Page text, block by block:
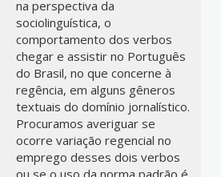
na perspectiva da
sociolinguística, o
comportamento dos verbos
chegar e assistir no Português
do Brasil, no que concerne à
regência, em alguns gêneros
textuais do domínio jornalístico.
Procuramos averiguar se
ocorre variação regencial no
emprego desses dois verbos